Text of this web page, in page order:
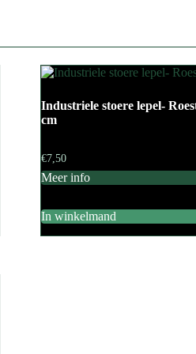
Industriele stoere lepel-
cm
€7,50
Meer info
In winkelmand